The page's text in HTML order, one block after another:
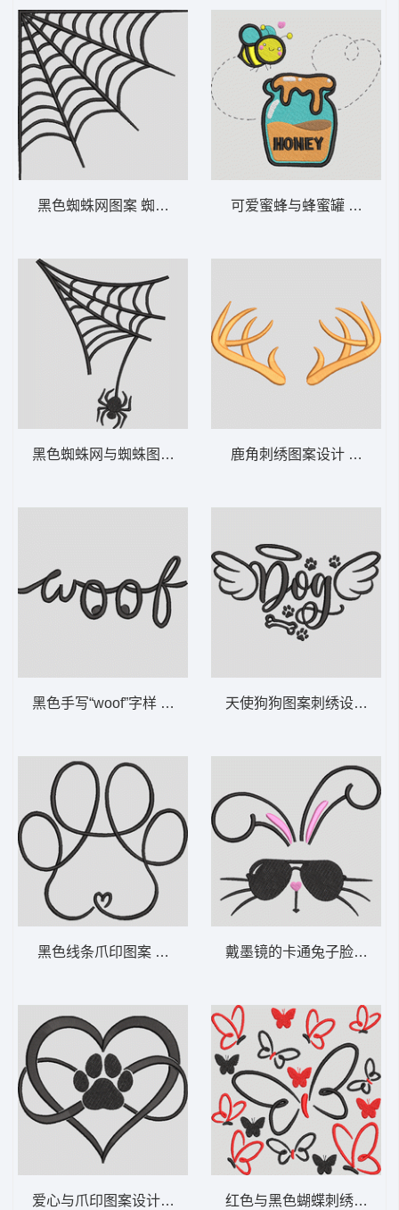
黑色蜘蛛网图案 蜘蛛网角-DST格式
黑色蜘蛛网与蜘蛛图案 悬挂的蜘蛛网-DST格
黑色手写“woof”字样 汪狗语-DST格式
黑色线条爪印图案 极简爪印爱心-DST格式
爱心与爪印图案设计 心爪无限-DST格式
可爱蜜蜂与蜂蜜罐 蜜蜂
鹿角刺绣图案设计 鹿角 –
天使狗狗图案刺绣设计 带
戴墨镜的卡通兔子脸 戴着
红色与黑色蝴蝶刺绣图案